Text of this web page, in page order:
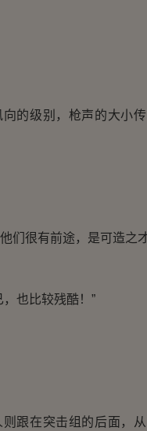
的级别，枪声的大小
很有前途，是可造之才
也比较残酷！”
跟在突击组的后面，